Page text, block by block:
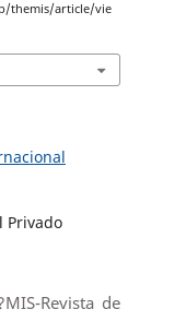
themis/article/vie
Privado
Revista de